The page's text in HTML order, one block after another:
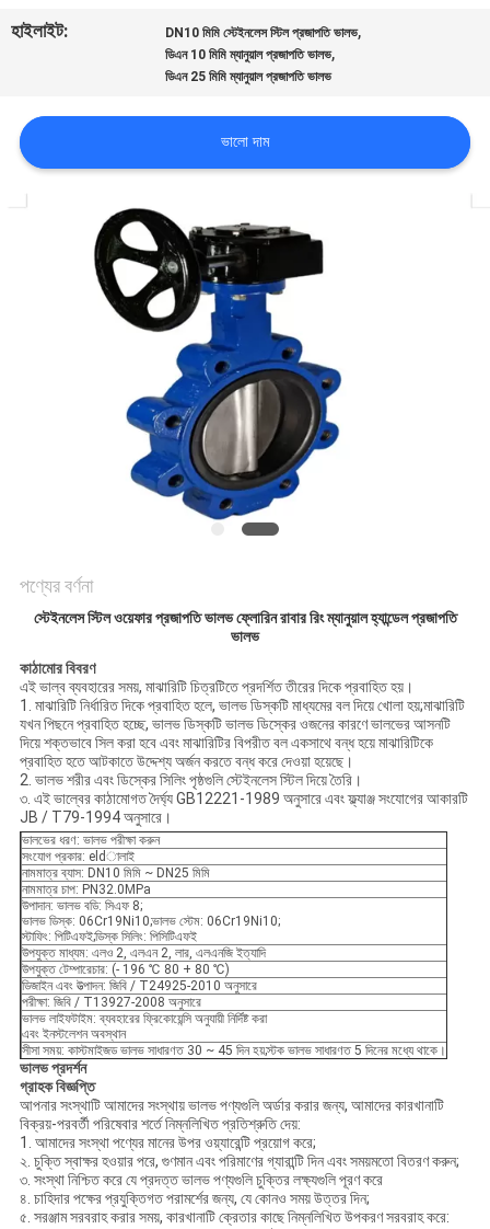
উদ্ধৃতির
আবেদন
সাইট
ম্যাপ
PRIVACY
হাইলাইট:
DN10 মিমি স্টেইনলেস স্টিল প্রজাপতি ভালভ,
ডিএন 10 মিমি ম্যানুয়াল প্রজাপতি ভালভ,
ডিএন 25 মিমি ম্যানুয়াল প্রজাপতি ভালভ
ভালো দাম
পণ্যের বর্ণনা
স্টেইনলেস স্টিল ওয়েফার প্রজাপতি ভালভ ফ্লোরিন রাবার রিং ম্যানুয়াল হ্যান্ডেল প্রজাপতি
ভালভ
কাঠামোর বিবরণ
এই ভাল্ব ব্যবহারের সময়, মাঝারিটি চিত্রটিতে প্রদর্শিত তীরের দিকে প্রবাহিত হয়।
1. মাঝারিটি নির্ধারিত দিকে প্রবাহিত হলে, ভালভ ডিস্কটি মাধ্যমের বল দিয়ে খোলা হয়;মাঝারিটি
যখন পিছনে প্রবাহিত হচ্ছে, ভালভ ডিস্কটি ভালভ ডিস্কের ওজনের কারণে ভালভের আসনটি
দিয়ে শক্তভাবে সিল করা হবে এবং মাঝারিটির বিপরীত বল একসাথে বন্ধ হয়ে মাঝারিটিকে
প্রবাহিত হতে আটকাতে উদ্দেশ্য অর্জন করতে বন্ধ করে দেওয়া হয়েছে।
2. ভালভ শরীর এবং ডিস্কের সিলিং পৃষ্ঠগুলি স্টেইনলেস স্টিল দিয়ে তৈরি।
৩. এই ভাল্বের কাঠামোগত দৈর্ঘ্য GB12221-1989 অনুসারে এবং ফ্ল্যাঞ্জ সংযোগের আকারটি
JB / T79-1994 অনুসারে।
ভালভের ধরণ: ভালভ পরীক্ষা করুন
সংযোগ প্রকার: eldালাই
নামমাত্র ব্যাস: DN10 মিমি ~ DN25 মিমি
নামমাত্র চাপ: PN32.0MPa
উপাদান: ভালভ বডি: সিএফ 8;
ভালভ ডিস্ক: 06Cr19Ni10;ভালভ স্টেম: 06Cr19Ni10;
স্টাফিং: পিটিএফই;ডিস্ক সিলিং: পিসিটিএফই
উপযুক্ত মাধ্যম: এলও 2, এলএন 2, লার, এলএনজি ইত্যাদি
উপযুক্ত টেম্পারেচার: (- 196 ℃ 80 + 80 ℃)
ডিজাইন এবং উত্পাদন: জিবি / T24925-2010 অনুসারে
পরীক্ষা: জিবি / T13927-2008 অনুসারে
ভালভ লাইফটাইম: ব্যবহারের ফ্রিকোয়েন্সি অনুযায়ী নির্দিষ্ট করা
এবং ইনস্টলেশন অবস্থান
সীসা সময়: কাস্টমাইজড ভালভ সাধারণত 30 ~ 45 দিন হয়;স্টক ভালভ সাধারণত 5 দিনের মধ্যে থাকে।
ভালভ প্রদর্শন
গ্রাহক বিজ্ঞপ্তি
আপনার সংস্থাটি আমাদের সংস্থায় ভালভ পণ্যগুলি অর্ডার করার জন্য, আমাদের কারখানাটি
বিক্রয়-পরবর্তী পরিষেবার শর্তে নিম্নলিখিত প্রতিশ্রুতি দেয়:
1. আমাদের সংস্থা পণ্যের মানের উপর ওয়্যারেন্টি প্রয়োগ করে;
২. চুক্তি স্বাক্ষর হওয়ার পরে, গুণমান এবং পরিমাণের গ্যারান্টি দিন এবং সময়মতো বিতরণ করুন;
৩. সংস্থা নিশ্চিত করে যে প্রদত্ত ভালভ পণ্যগুলি চুক্তির লক্ষ্যগুলি পূরণ করে
৪. চাহিদার পক্ষের প্রযুক্তিগত পরামর্শের জন্য, যে কোনও সময় উত্তর দিন;
৫. সরঞ্জাম সরবরাহ করার সময়, কারখানাটি ক্রেতার কাছে নিম্নলিখিত উপকরণ সরবরাহ করে: